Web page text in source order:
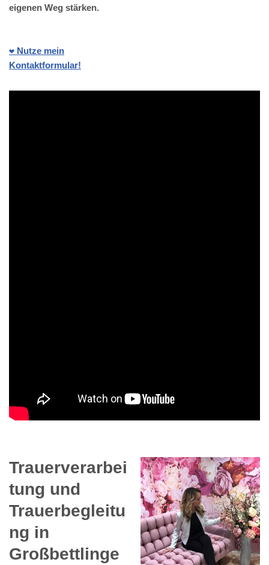
eigenen Weg stärken.
❤️ Nutze mein
Kontaktformular!
Trauerverarbei
tung und
Trauerbegleitu
ng in
Großbettlinge